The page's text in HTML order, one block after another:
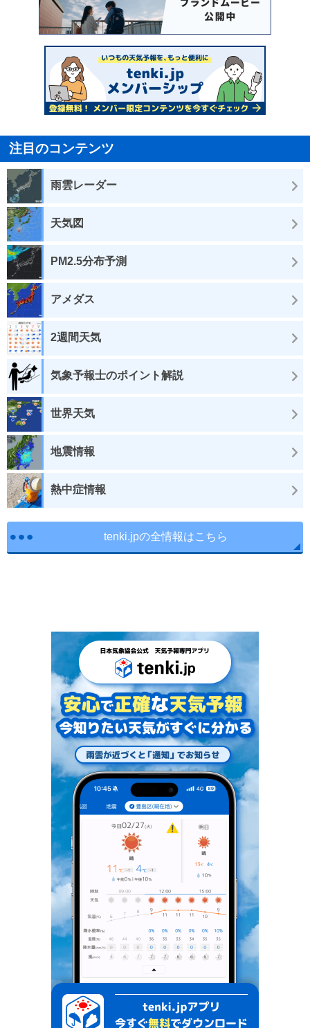
注目のコンテンツ
雨雲レーダー
天気図
PM2.5分布予測
アメダス
2週間天気
気象予報士のポイント解説
世界天気
地震情報
熱中症情報
tenki.jpの全情報はこちら